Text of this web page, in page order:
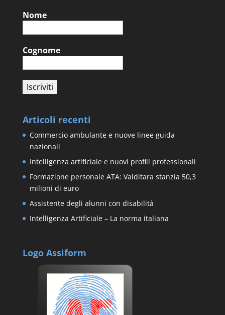
Nome
Cognome
Articoli recenti
Commercio ambulante e nuove linee guida
nazionali
Intelligenza artificiale e nuovi profili professionali
Formazione personale ATA: Valditara stanzia 50,3
milioni di euro
Assistente degli alunni con disabilità
Intelligenza Artificiale – La norma italiana
Logo Assiform